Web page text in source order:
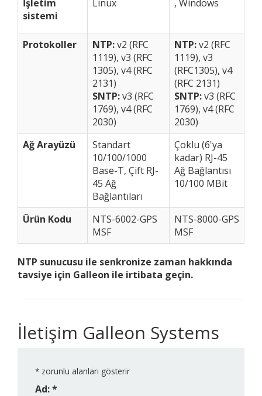
İşletim
sistemi
Linux , Windows
Protokoller NTP:v2 (RFC
1119), v3 (RFC
1305), v4 (RFC
2131)
SNTP:v3 (RFC
1769), v4 (RFC
2030)
NTP:v2 (RFC
1119), v3
(RFC1305), v4
(RFC 2131)
SNTP:v3 (RFC
1769), v4 (RFC
2030)
Ağ Arayüzü
Standart
10/100/1000
Base-T, Çift RJ-
45 Ağ
Bağlantıları
Çoklu (6'ya
kadar) RJ-45
Ağ Bağlantısı
10/100 MBit
Ürün Kodu
NTS-6002-GPS
MSF
NTS-8000-GPS
MSF
NTP sunucusu ile senkronize zaman hakkında
tavsiye için Galleon ile irtibata geçin.
İletişim Galleon Systems
* zorunlu alanları gösterir
Ad: *